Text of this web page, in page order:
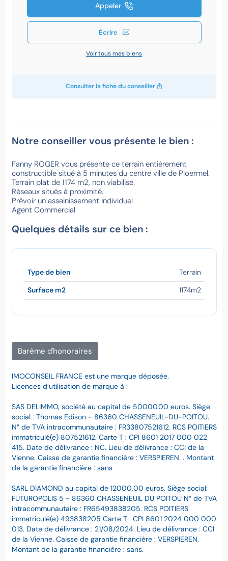
Appeler
Écrire
Voir tous mes biens
Consulter la fiche du conseiller
Notre conseiller vous présente le bien :
Fanny ROGER vous présente ce terrain entièrement
constructible situé à 5 minutes du centre ville de Ploermel.
Terrain plat de 1174 m2, non viabilisé.
Réseaux situés à proximité.
Prévoir un assainissement individuel
Agent Commercial
Quelques détails sur ce bien :
Type de bien Terrain
Surface m2 1174m2
Barème d'honoraires
IMOCONSEIL FRANCE est une marque déposée.
Licences d’utilisation de marque à :
SAS DELIMMO, société au capital de 50000.00 euros. Siège
social : Thomas Edison - 86360 CHASSENEUIL-DU-POITOU.
N° de TVA intracommunautaire : FR33807521612. RCS POITIERS
immatriculé(e) 807521612. Carte T : CPI 8601 2017 000 022
415. Date de délivrance : NC. Lieu de délivrance : CCI de la
Vienne. Caisse de garantie financière : VERSPIEREN. . Montant
de la garantie financière : sans
SARL DIAMOND au capital de 12000,00 euros. Siège social:
FUTUROPOLIS 5 - 86360 CHASSENEUIL DU POITOU N° de TVA
intracommunautaire : FR65493838205. RCS POITIERS
immatriculé(e) 493838205 Carte T : CPI 8601 2024 000 000
013. Date de délivrance : 21/08/2024. Lieu de délivrance : CCI
de la Vienne. Caisse de garantie financière : VERSPIEREN.
Montant de la garantie financière : sans.